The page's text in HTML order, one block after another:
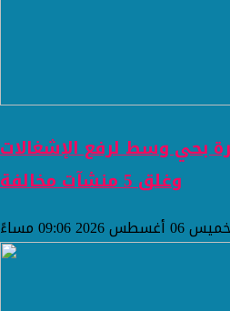
بحي وسط لرفع الإشغالات
وغلق 5 منشآت مخالفة
أغسطس 2026 09:06 مساءً